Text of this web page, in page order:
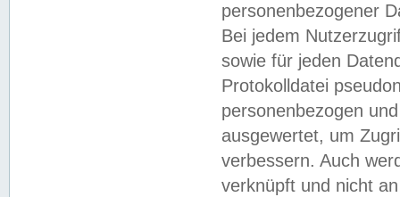
personenbezogener
Bei jedem
sowie für jeden
Protokolldatei
personenbezogen
ausgewertet, um
verbessern. Auch
verknüpft und nicht